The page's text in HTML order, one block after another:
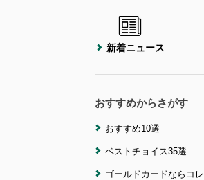
新着ニュース
おすすめからさがす
おすすめ10選
ベストチョイス35選
ゴールドカードならコレ